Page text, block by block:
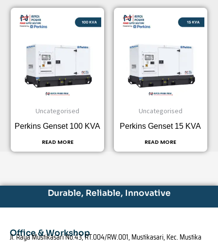
Uncategorised
Perkins Genset 100 KVA
READ MORE
Uncategorised
Perkins Genset 15 KVA
READ MORE
Durable, Reliable, Innovative
Office & Workshop
Jl. Raya Mustikasari No.43, RT.004/RW.001, Mustikasari, Kec. Mustika